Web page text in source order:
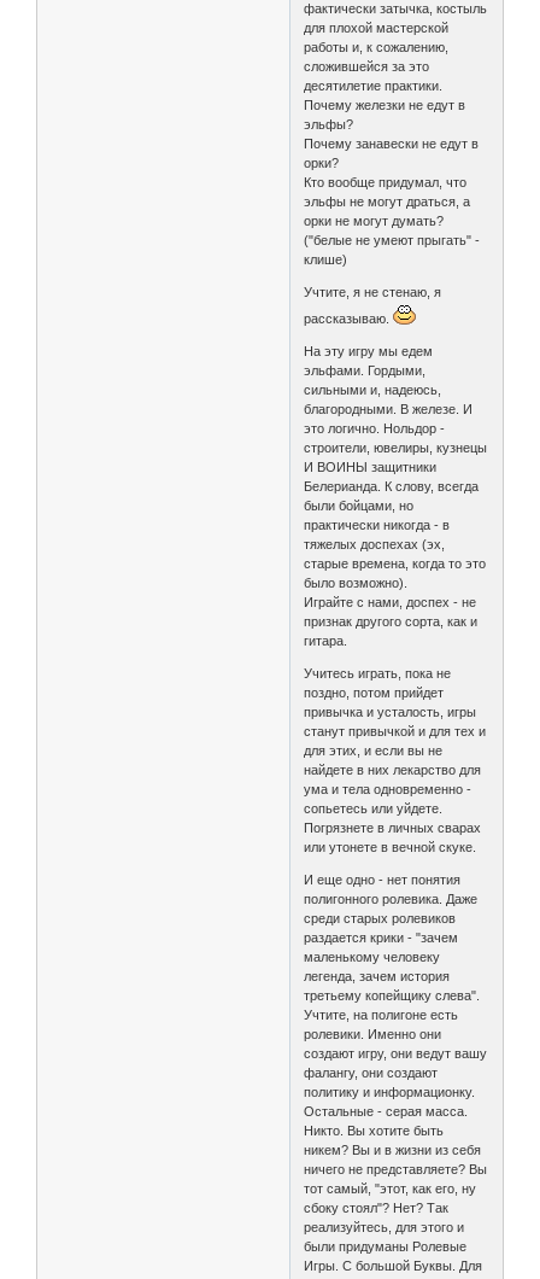
фактически затычка, костыль
для плохой мастерской
работы и, к сожалению,
сложившейся за это
десятилетие практики.
Почему железки не едут в
эльфы?
Почему занавески не едут в
орки?
Кто вообще придумал, что
эльфы не могут драться, а
орки не могут думать?
("белые не умеют прыгать" -
клише)
Учтите, я не стенаю, я
рассказываю.
На эту игру мы едем
эльфами. Гордыми,
сильными и, надеюсь,
благородными. В железе. И
это логично. Нольдор -
строители, ювелиры, кузнецы
И ВОИНЫ защитники
Белерианда. К слову, всегда
были бойцами, но
практически никогда - в
тяжелых доспехах (эх,
старые времена, когда то это
было возможно).
Играйте с нами, доспех - не
признак другого сорта, как и
гитара.
Учитесь играть, пока не
поздно, потом прийдет
привычка и усталость, игры
станут привычкой и для тех и
для этих, и если вы не
найдете в них лекарство для
ума и тела одновременно -
сопьетесь или уйдете.
Погрязнете в личных сварах
или утонете в вечной скуке.
И еще одно - нет понятия
полигонного ролевика. Даже
среди старых ролевиков
раздается крики - "зачем
маленькому человеку
легенда, зачем история
третьему копейщику слева".
Учтите, на полигоне есть
ролевики. Именно они
создают игру, они ведут вашу
фалангу, они создают
политику и информационку.
Остальные - серая масса.
Никто. Вы хотите быть
никем? Вы и в жизни из себя
ничего не представляете? Вы
тот самый, "этот, как его, ну
сбоку стоял"? Нет? Так
реализуйтесь, для этого и
были придуманы Ролевые
Игры. С большой Буквы. Для